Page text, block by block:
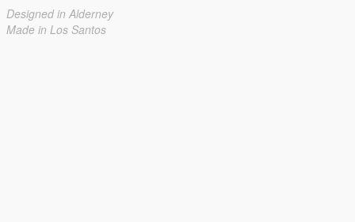
Designed in Alderney
Made in Los Santos